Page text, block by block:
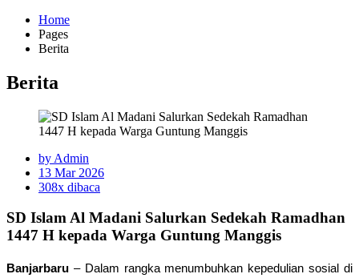
Home
Pages
Berita
Berita
by Admin
13 Mar 2026
308x dibaca
SD Islam Al Madani Salurkan Sedekah Ramadhan
1447 H kepada Warga Guntung Manggis
Banjarbaru – Dalam rangka menumbuhkan kepedulian sosial di